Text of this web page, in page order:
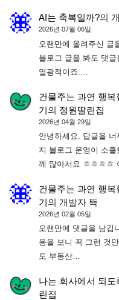
AI는 축복일까?의
2026년 07월 06일
오랜만에 올려주신 글
블로그 글을 봐도 댓
열광적이죠.…
건물주는 과연 행복
기의 정원딸린집
2026년 04월 29일
안녕하세요. 답글을
지 블로그 운영이 소
께 많아서요 ㅎㅎㅎㅎ
건물주는 과연 행복
기의 개발자 뜩
2026년 02월 05일
오랜만에 댓글을 남깁
용을 보니 꼭 그런 것
도 부동산…
나는 회사에서 되
린집